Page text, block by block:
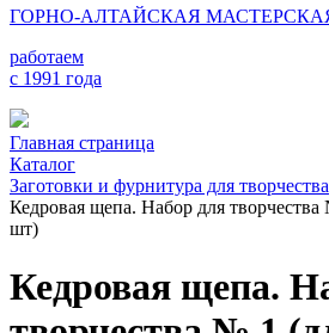
ГОРНО-АЛТАЙСКАЯ
работаем
с 1991 года
Главная страница
Каталог
Заготовки и фурнитура для творчества
Кедровая щепа. Набор для
шт)
Кедровая щепа.